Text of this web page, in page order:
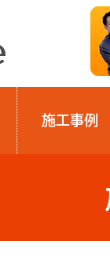
施工事例